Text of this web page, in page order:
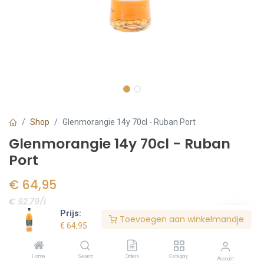
Prijs:
€ 64,95
Toevoegen aan winkelmandje
Home Search Orders Category Account
Shop Glenmorangie 14y 70cl - Ruban Port
Glenmorangie 14y 70cl - Ruban
Port
€ 64,95
€ 92.79/l
Voorraad:2stuk(s)